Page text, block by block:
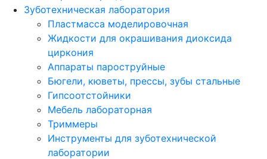
Зуботехническая лаборатория
Пластмасса моделировочная
Жидкости для окрашивания диоксида
циркония
Аппараты пароструйные
Бюгели, кюветы, прессы, зубы стальные
Гипсоотстойники
Мебель лабораторная
Триммеры
Инструменты для зуботехнической
лаборатории